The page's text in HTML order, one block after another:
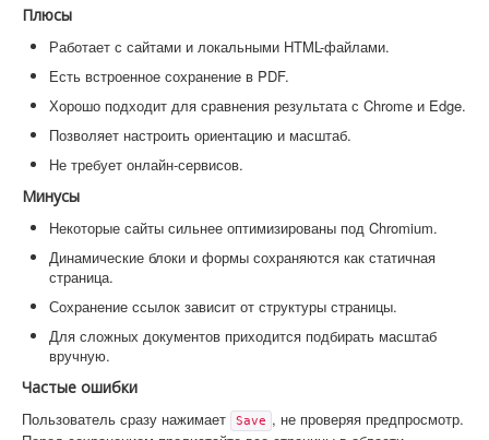
Плюсы
Работает с сайтами и локальными HTML-файлами.
Есть встроенное сохранение в PDF.
Хорошо подходит для сравнения результата с Chrome и Edge.
Позволяет настроить ориентацию и масштаб.
Не требует онлайн-сервисов.
Минусы
Некоторые сайты сильнее оптимизированы под Chromium.
Динамические блоки и формы сохраняются как статичная
страница.
Сохранение ссылок зависит от структуры страницы.
Для сложных документов приходится подбирать масштаб
вручную.
Частые ошибки
Пользователь сразу нажимает
Save , не проверяя предпросмотр.